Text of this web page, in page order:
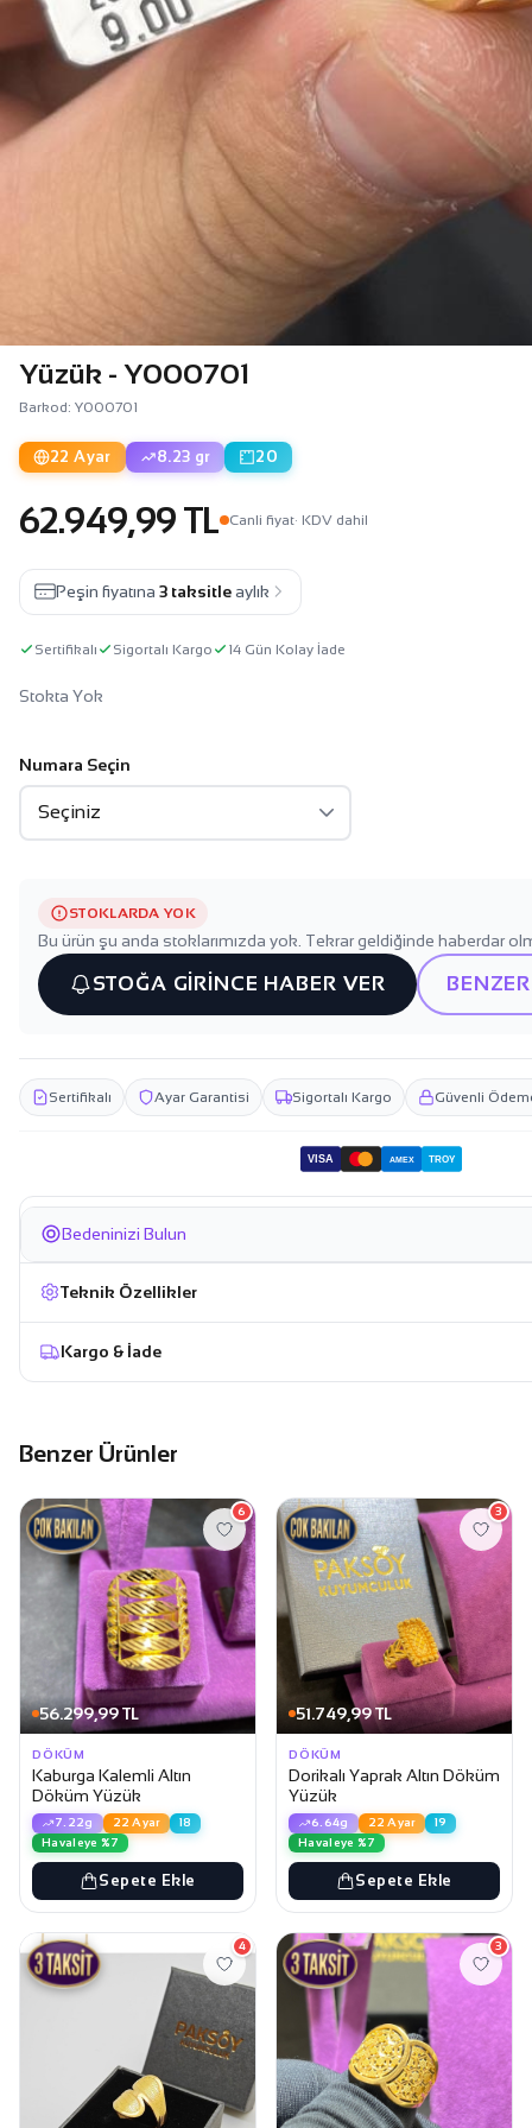
Yüzük - Y000701
Barkod: Y000701
22 Ayar 8.23 gr 20
62.949,99 TL Canli fiyat· KDV dahil
Peşin fiyatına 3 taksitle aylık
Sertifikalı Sigortalı Kargo 14 Gün Kolay İade
Stokta Yok
Numara Seçin
STOKLARDA YOK
Bu ürün şu anda stoklarımızda yok. Tekrar geldiğinde haberdar
STOĞA GİRİNCE HABER VER
Sertifikalı Ayar Garantisi Sigortalı Kargo Güvenli
VISA AMEX TROY
Bedeninizi Bulun
Teknik Özellikler
Kargo & İade
Benzer Ürünler
56.299,99 TL
6
DÖKÜM
Kaburga Kalemli Altın
Döküm Yüzük
7.22g 22 Ayar
18
Havaleye %7
Sepete Ekle
51.749,99 TL
3
DÖKÜM
Dorikalı Yaprak Altın Döküm
Yüzük
6.64g 22 Ayar
19
Havaleye %7
Sepete Ekle
4 3